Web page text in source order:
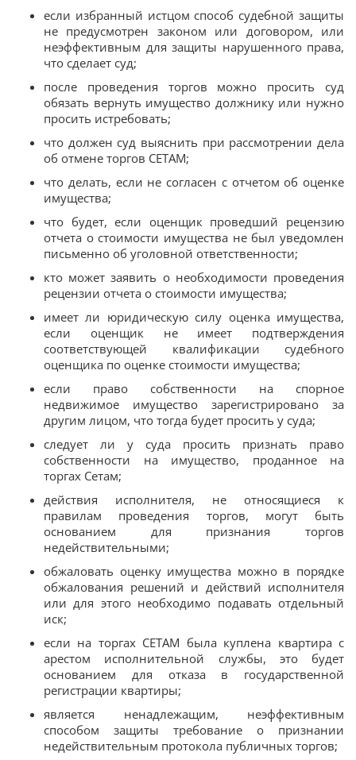
если избранный истцом способ судебной защиты
не предусмотрен законом или договором, или
неэффективным для защиты нарушенного права,
что сделает суд;
после проведения торгов можно просить суд
обязать вернуть имущество должнику или нужно
просить истребовать;
что должен суд выяснить при рассмотрении дела
об отмене торгов СЕТАМ;
что делать, если не согласен с отчетом об оценке
имущества;
что будет, если оценщик проведший рецензию
отчета о стоимости имущества не был уведомлен
письменно об уголовной ответственности;
кто может заявить о необходимости проведения
рецензии отчета о стоимости имущества;
имеет ли юридическую силу оценка имущества,
если оценщик не имеет подтверждения
соответствующей квалификации судебного
оценщика по оценке стоимости имущества;
если право собственности на спорное
недвижимое имущество зарегистрировано за
другим лицом, что тогда будет просить у суда;
следует ли у суда просить признать право
собственности на имущество, проданное на
торгах Сетам;
действия исполнителя, не относящиеся к
правилам проведения торгов, могут быть
основанием для признания торгов
недействительными;
обжаловать оценку имущества можно в порядке
обжалования решений и действий исполнителя
или для этого необходимо подавать отдельный
иск;
если на торгах СЕТАМ была куплена квартира с
арестом исполнительной службы, это будет
основанием для отказа в государственной
регистрации квартиры;
является ненадлежащим, неэффективным
способом защиты требование о признании
недействительным протокола публичных торгов;